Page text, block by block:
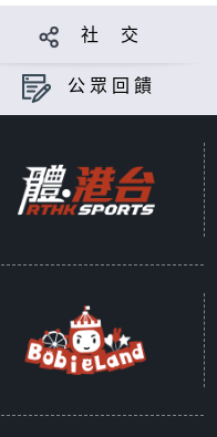
社 交
公眾回饋